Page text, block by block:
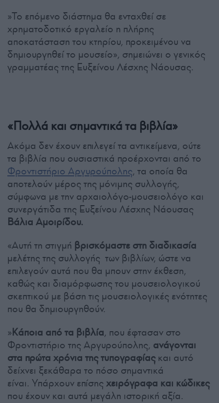
»Το επόμενο διάστημα θα ενταχθεί σε
χρηματοδοτικό εργαλείο η πλήρης
αποκατάσταση του κτηρίου, προκειμένου να
δημιουργηθεί το μουσείο», σημειώνει ο γενικός
γραμματέας της Ευξείνου Λέσχης Νάουσας.
«Πολλά και σημαντικά τα βιβλία»
Ακόμα δεν έχουν επιλεγεί τα αντικείμενα, ούτε
τα βιβλία που ουσιαστικά προέρχονται από το
Φροντιστήριο Αργυρούπολης, τα οποία θα
αποτελούν μέρος της μόνιμης συλλογής,
σύμφωνα με την αρχαιολόγο-μουσειολόγο και
συνεργάτιδα της Ευξείνου Λέσχης Νάουσας
Βάλια Αμοιρίδου.
«Αυτή τη στιγμή βρισκόμαστε στη διαδικασία
μελέτης της συλλογής των βιβλίων, ώστε να
επιλεγούν αυτά που θα μπουν στην έκθεση,
καθώς και διαμόρφωσης του μουσειολογικού
σκεπτικού με βάση τις μουσειολογικές ενότητες
που θα δημιουργηθούν.
»Κάποια από τα βιβλία, που έφτασαν στο
Φροντιστήριο της Αργυρούπολης, ανάγονται
στα πρώτα χρόνια της τυπογραφίαςκαι αυτό
δείχνει ξεκάθαρα το πόσο σημαντικά
είναι. Υπάρχουν επίσης χειρόγραφα και κώδικες
που έχουν και αυτά μεγάλη ιστορική αξία.